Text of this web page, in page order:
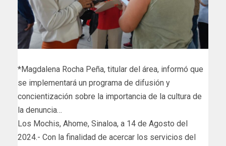
*Magdalena Rocha Peña, titular del área, informó que
se implementará un programa de difusión y
concientización sobre la importancia de la cultura de
la denuncia…
Los Mochis, Ahome, Sinaloa, a 14 de Agosto del
2024.- Con la finalidad de acercar los servicios del